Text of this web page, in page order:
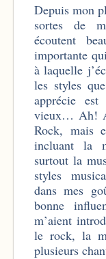
Depuis mon
sortes de
écoutent
importante
à laquelle
les styles
apprécie
vieux… Ah!
Rock, mais
incluant la
surtout la
styles
dans mes
bonne
m’aient
le rock, la
plusieurs